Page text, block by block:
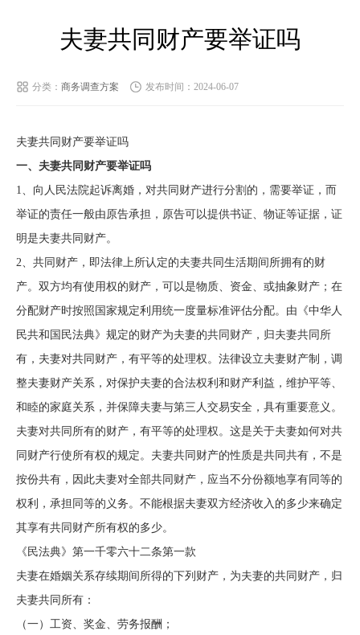
夫妻共同财产要举证吗
分类： 商务调查方案 发布时间：2024-06-07
夫妻共同财产要举证吗
一、夫妻共同财产要举证吗
1、向人民法院起诉离婚，对共同财产进行分割的，需要举证，而
举证的责任一般由原告承担，原告可以提供书证、物证等证据，证
明是夫妻共同财产。
2、共同财产，即法律上所认定的夫妻共同生活期间所拥有的财
产。双方均有使用权的财产，可以是物质、资金、或抽象财产；在
分配财产时按照国家规定利用统一度量标准评估分配。由《中华人
民共和国民法典》规定的财产为夫妻的共同财产，归夫妻共同所
有，夫妻对共同财产，有平等的处理权。法律设立夫妻财产制，调
整夫妻财产关系，对保护夫妻的合法权利和财产利益，维护平等、
和睦的家庭关系，并保障夫妻与第三人交易安全，具有重要意义。
夫妻对共同所有的财产，有平等的处理权。这是关于夫妻如何对共
同财产行使所有权的规定。夫妻共同财产的性质是共同共有，不是
按份共有，因此夫妻对全部共同财产，应当不分份额地享有同等的
权利，承担同等的义务。不能根据夫妻双方经济收入的多少来确定
其享有共同财产所有权的多少。
《民法典》第一千零六十二条第一款
夫妻在婚姻关系存续期间所得的下列财产，为夫妻的共同财产，归
夫妻共同所有：
（一）工资、奖金、劳务报酬；